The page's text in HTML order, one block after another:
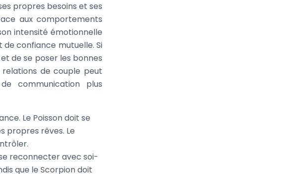
propres besoins et ses
aux comportements
intensité émotionnelle
confiance mutuelle. Si
de se poser les bonnes
relations de couple peut
communication plus
Le Poisson doit se
propres rêves. Le
reconnecter avec soi-
que le Scorpion doit